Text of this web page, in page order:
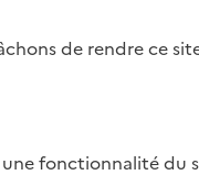
de rendre ce
une fonctionnalité du